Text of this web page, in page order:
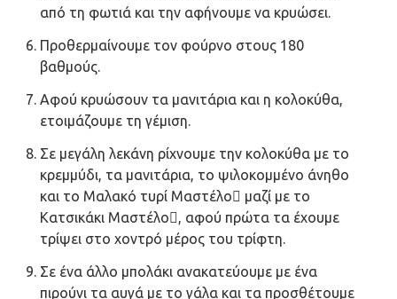
από τη φωτιά και την αφήνουμε να κρυώσει.
Προθερμαίνουμε τον φούρνο στους 180
βαθμούς.
Αφού κρυώσουν τα μανιτάρια και η κολοκύθα,
ετοιμάζουμε τη γέμιση.
Σε μεγάλη λεκάνη ρίχνουμε την κολοκύθα με το
κρεμμύδι, τα μανιτάρια, το ψιλοκομμένο άνηθο
και το Μαλακό τυρί Μαστέλο μαζί με το
Κατσικάκι Μαστέλο, αφού πρώτα τα έχουμε
τρίψει στο χοντρό μέρος του τρίφτη.
Σε ένα άλλο μπολάκι ανακατεύουμε με ένα
πιρούνι τα αυγά με το γάλα και τα προσθέτουμε